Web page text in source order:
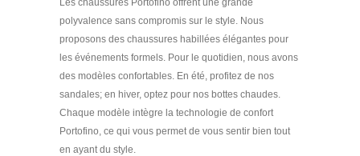
Les chaussures Portofino offrent une grande
polyvalence sans compromis sur le style. Nous
proposons des chaussures habillées élégantes pour
les événements formels. Pour le quotidien, nous avons
des modèles confortables. En été, profitez de nos
sandales; en hiver, optez pour nos bottes chaudes.
Chaque modèle intègre la technologie de confort
Portofino, ce qui vous permet de vous sentir bien tout
en ayant du style.